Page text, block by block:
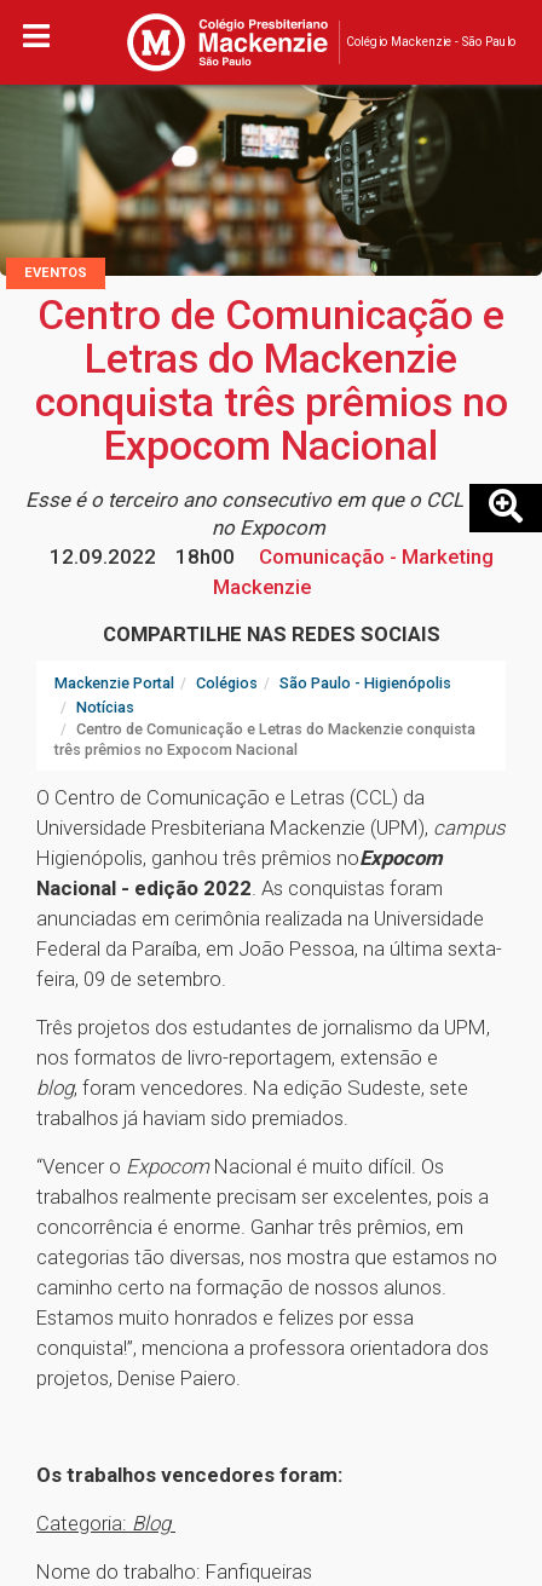
Colégio Mackenzie - São Paulo
EVENTOS
Centro de Comunicação e
Letras do Mackenzie
conquista três prêmios no
Expocom Nacional
Esse é o terceiro ano consecutivo em que o CCL brilha
no Expocom
12.09.2022
18h00
Comunicação - Marketing
Mackenzie
COMPARTILHE NAS REDES SOCIAIS
Mackenzie Portal Colégios
São Paulo - Higienópolis
Notícias
Centro de Comunicação e Letras do Mackenzie conquista
três prêmios no Expocom Nacional
O Centro de Comunicação e Letras (CCL) da
Universidade Presbiteriana Mackenzie (UPM), campus
Higienópolis, ganhou três prêmios noExpocom
Nacional - edição 2022. As conquistas foram
anunciadas em cerimônia realizada na Universidade
Federal da Paraíba, em João Pessoa, na última sexta-
feira, 09 de setembro.
Três projetos dos estudantes de jornalismo da UPM,
nos formatos de livro-reportagem, extensão e
blog, foram vencedores. Na edição Sudeste, sete
trabalhos já haviam sido premiados.
“Vencer o ExpocomNacional é muito difícil. Os
trabalhos realmente precisam ser excelentes, pois a
concorrência é enorme. Ganhar três prêmios, em
categorias tão diversas, nos mostra que estamos no
caminho certo na formação de nossos alunos.
Estamos muito honrados e felizes por essa
conquista!”, menciona a professora orientadora dos
projetos, Denise Paiero.
Os trabalhos vencedores foram:
Categoria: Blog
Nome do trabalho: Fanfiqueiras